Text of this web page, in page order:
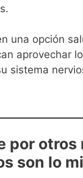
una opción
aprovechar
sistema
por
son lo